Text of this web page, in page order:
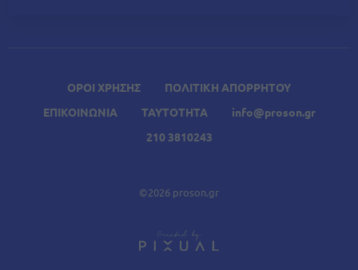
ΟΡΟΙ ΧΡΗΣΗΣ
ΠΟΛΙΤΙΚΗ ΑΠΟΡΡΗΤΟΥ
ΕΠΙΚΟΙΝΩΝΙΑ
ΤΑΥΤΟΤΗΤΑ
info@proson.gr
210 3810243
©2026 proson.gr